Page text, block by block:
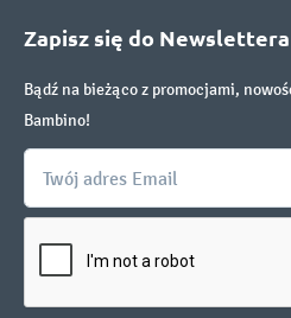
Zapisz się do Newslettera
Bądź na bieżąco z promocjami,
Bambino!